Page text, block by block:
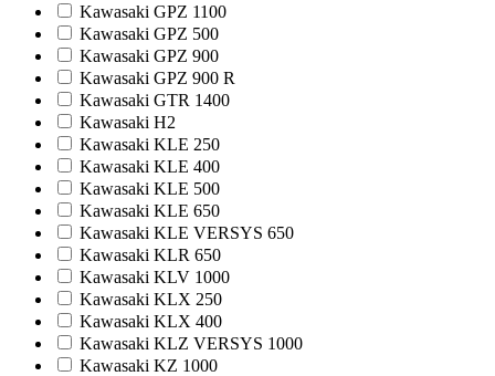
Kawasaki GPZ 1100
Kawasaki GPZ 500
Kawasaki GPZ 900
Kawasaki GPZ 900 R
Kawasaki GTR 1400
Kawasaki H2
Kawasaki KLE 250
Kawasaki KLE 400
Kawasaki KLE 500
Kawasaki KLE 650
Kawasaki KLE VERSYS 650
Kawasaki KLR 650
Kawasaki KLV 1000
Kawasaki KLX 250
Kawasaki KLX 400
Kawasaki KLZ VERSYS 1000
Kawasaki KZ 1000